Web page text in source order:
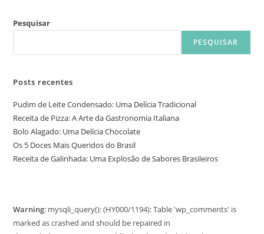
Pesquisar
PESQUISAR
Posts recentes
Pudim de Leite Condensado: Uma Delícia Tradicional
Receita de Pizza: A Arte da Gastronomia Italiana
Bolo Alagado: Uma Delícia Chocolate
Os 5 Doces Mais Queridos do Brasil
Receita de Galinhada: Uma Explosão de Sabores Brasileiros
Warning: mysqli_query(): (HY000/1194): Table 'wp_comments' is
marked as crashed and should be repaired in